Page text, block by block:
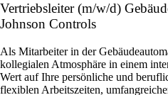
Vertriebsleiter (m/w/d)
Johnson Controls
Als Mitarbeiter in der
kollegialen Atmosphäre in einem
Wert auf Ihre persönliche und
flexiblen Arbeitszeiten,